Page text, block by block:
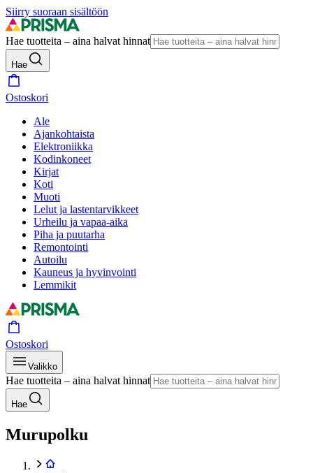
Siirry suoraan sisältöön
Hae tuotteita – aina halvat hinnat
Hae
Ostoskori
Ale
Ajankohtaista
Elektroniikka
Kodinkoneet
Kirjat
Koti
Muoti
Lelut ja lastentarvikkeet
Urheilu ja vapaa-aika
Piha ja puutarha
Remontointi
Autoilu
Kauneus ja hyvinvointi
Lemmikit
Ostoskori
Valikko
Hae tuotteita – aina halvat hinnat
Hae
Murupolku